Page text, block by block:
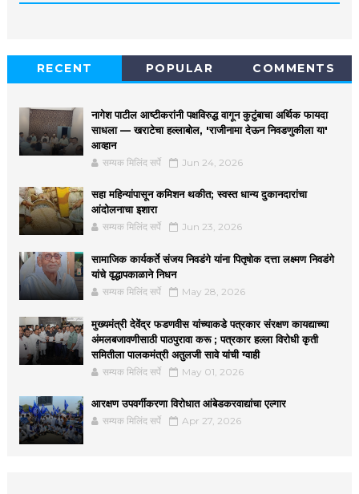
RECENT POPULAR COMMENTS
नागेश पाटील आष्टीकरांनी पक्षविरुद्ध वागून कुटुंबाचा अर्थिक फायदा
साधला — खराटेचा हल्लाबोल, 'राजीनामा देऊन निवडणुकीला या'
आव्हान
सम्यक मिलिंद सर्पे Jun 24, 2026
सहा महिन्यांपासून कमिशन थकीत; स्वस्त धान्य दुकानदारांचा
आंदोलनाचा इशारा
सम्यक मिलिंद सर्पे Jun 23, 2026
सामाजिक कार्यकर्ते संजय निवडंगे यांना पितृषोक दत्ता लक्ष्मण निवडंगे
यांचे वृद्धापकाळाने निधन
सम्यक मिलिंद सर्पे May 28, 2026
मुख्यमंत्री देवेंद्र फडणवीस यांच्याकडे पत्रकार संरक्षण कायद्याच्या
अंमलबजावणीसाठी पाठपुरावा करू ; पत्रकार हल्ला विरोधी कृती
समितीला पालकमंत्री अतुलजी सावे यांची ग्वाही
सम्यक मिलिंद सर्पे May 01, 2026
आरक्षण उपवर्गीकरणा विरोधात आंबेडकरवाद्यांचा एल्गार
सम्यक मिलिंद सर्पे Apr 27, 2026